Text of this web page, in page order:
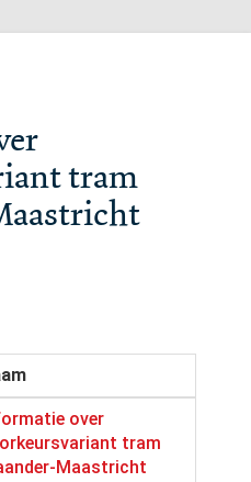
tram
over
tram
Maastricht